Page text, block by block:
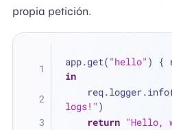
propia petición.
app.get( "hello" ) {
in
logs!" )
return "Hello,